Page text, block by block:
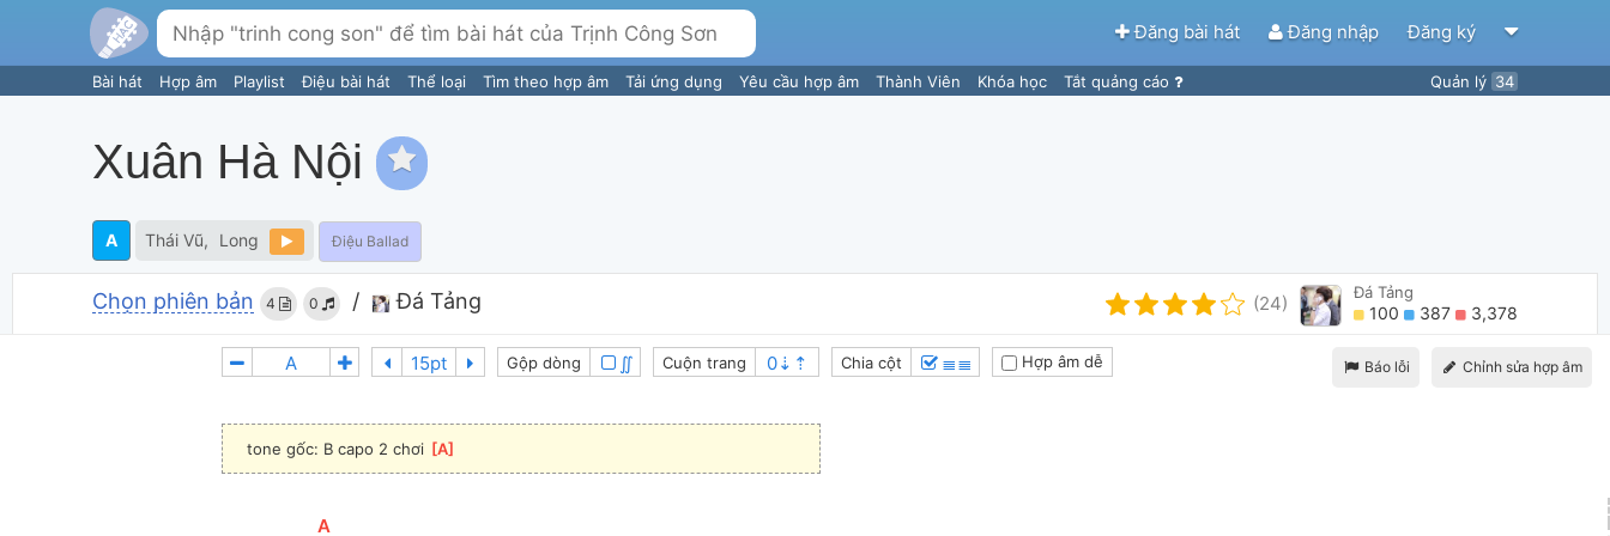
Đăng bài hát Đăng nhập Đăng ký
Bài hát Hợp âm Playlist Điệu bài hát Thể loại Tìm theo hợp âm Tải ứng dụng Yêu cầu hợp âm Thành Viên Khóa học Tắt quảng cáo Quản lý 34
Xuân Hà Nội
A Thái Vũ Long Điệu Ballad
Chọn phiên bản 4 0 / Đá Tảng (24)
Đá Tảng
100 387 3,378
Báo lỗi Chỉnh sửa hợp âm
Gộp dòng ∬ Cuộn trang Chia cột ≣≣ Hợp âm dễ
tone gốc: B capo 2 chơi [A
[
A